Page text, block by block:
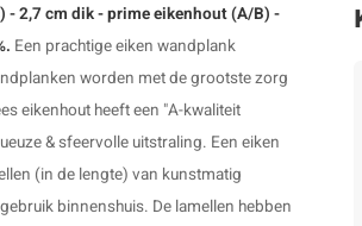
- 2,7 cm dik - prime eikenhout (A/B) -
Een prachtige eiken wandplank
worden met de grootste zorg
eikenhout heeft een "A-kwaliteit
& sfeervolle uitstraling. Een eiken
(in de lengte) van kunstmatig
binnenshuis. De lamellen hebben